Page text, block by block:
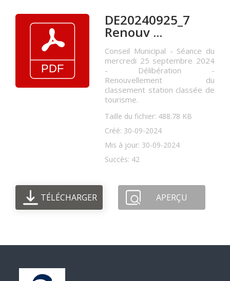
DE20240925_7
Renouv ...
Conseil Municipal - Séance du
mercredi 25 septembre 2024
- Délibération -
Renouvellement du
classement station classée de
tourisme.
Taille du fichier: 488.78 KB
Créé: 30-09-2024
Mis à jour: 30-09-2024
Succès: 42
TÉLÉCHARGER APERÇU